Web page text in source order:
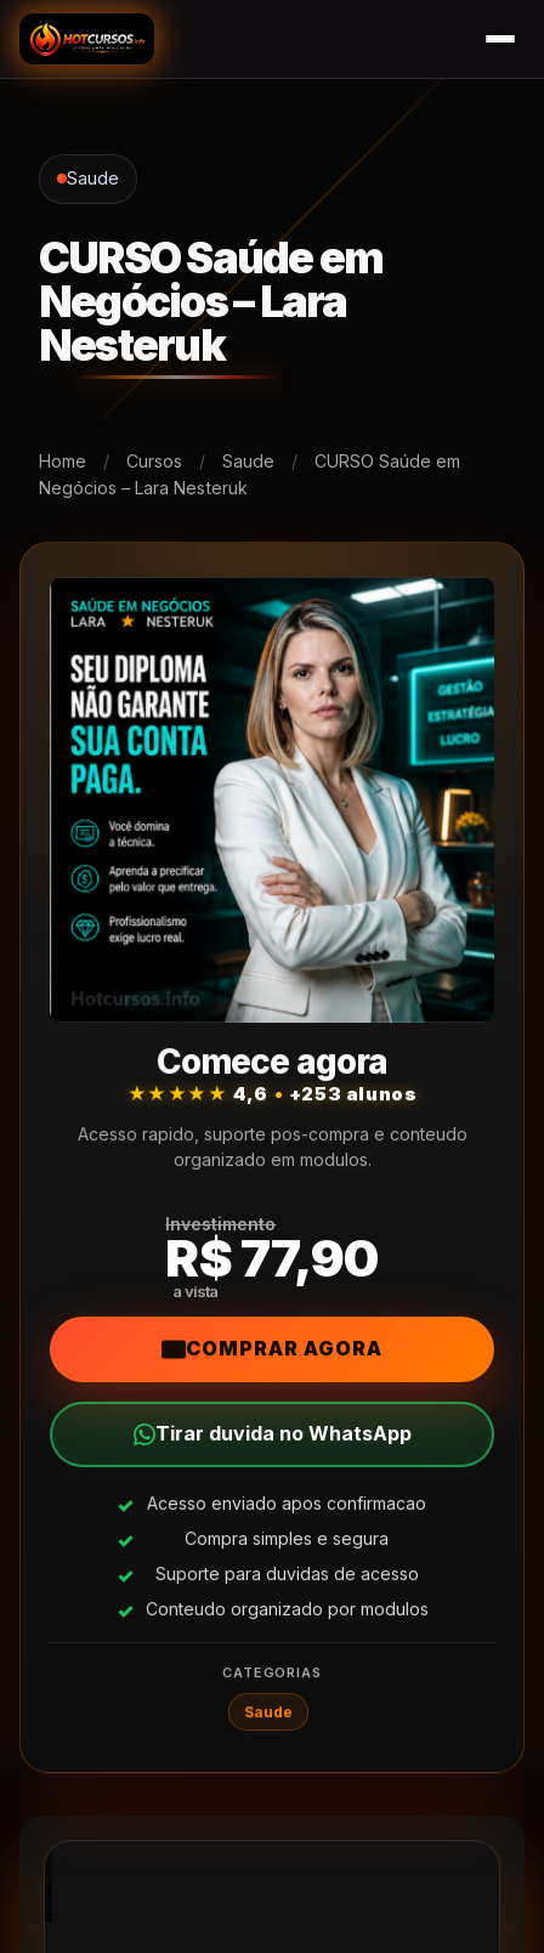
Saude
CURSO Saúde em
Negócios – Lara
Nesteruk
Home / Cursos / Saude /
CURSO Saúde em
Negócios – Lara Nesteruk
Comece agora
★★★★★4,6 • +253 alunos
Acesso rapido, suporte pos-compra e conteudo
organizado em modulos.
Investimento
R$ 77,90
COMPRAR AGORA
Tirar duvida no WhatsApp
Acesso enviado apos confirmacao
Compra simples e segura
Suporte para duvidas de acesso
Conteudo organizado por modulos
CATEGORIAS
Saude